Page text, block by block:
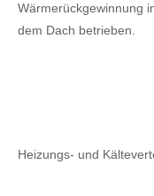
Wärmerückgewinnung
dem Dach betrieben.
Heizungs- und